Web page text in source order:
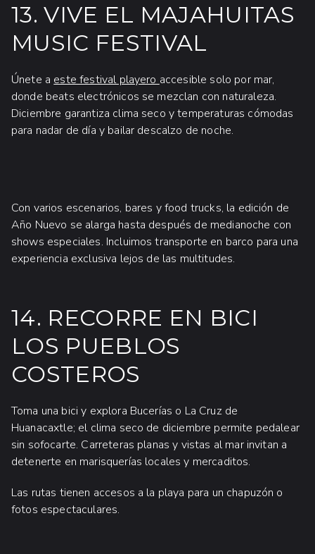
13. VIVE EL MAJAHUITAS
MUSIC FESTIVAL
Únete a este festival playero accesible solo por mar,
donde beats electrónicos se mezclan con naturaleza.
Diciembre garantiza clima seco y temperaturas cómodas
para nadar de día y bailar descalzo de noche.
Con varios escenarios, bares y food trucks, la edición de
Año Nuevo se alarga hasta después de medianoche con
shows especiales. Incluimos transporte en barco para una
experiencia exclusiva lejos de las multitudes.
14. RECORRE EN BICI
LOS PUEBLOS
COSTEROS
Toma una bici y explora Bucerías o La Cruz de
Huanacaxtle; el clima seco de diciembre permite pedalear
sin sofocarte. Carreteras planas y vistas al mar invitan a
detenerte en marisquerías locales y mercaditos.
Las rutas tienen accesos a la playa para un chapuzón o
fotos espectaculares.